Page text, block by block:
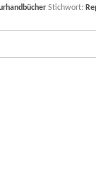
Stichwort: